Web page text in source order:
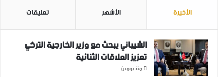
الأخيرة الأشهر تعليقات
الشيباني يبحث مع وزير الخارجية التركي
تعزيز العلاقات الثنائية
منذ يومين